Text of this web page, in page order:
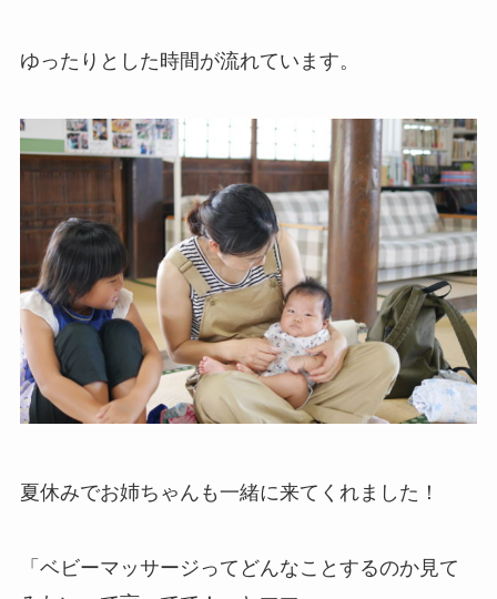
ゆったりとした時間が流れています。
夏休みでお姉ちゃんも一緒に来てくれました！
「ベビーマッサージってどんなことするのか見て